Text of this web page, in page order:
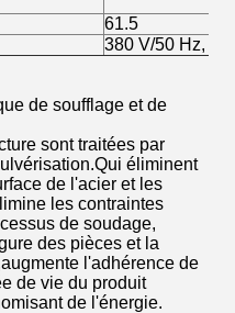
61.5
380 V/50 Hz,
de soufflage et de
sont traitées par
éliminent
de l'acier et les
les contraintes
de soudage,
des pièces et la
l'adhérence de
de vie du produit
de l'énergie.